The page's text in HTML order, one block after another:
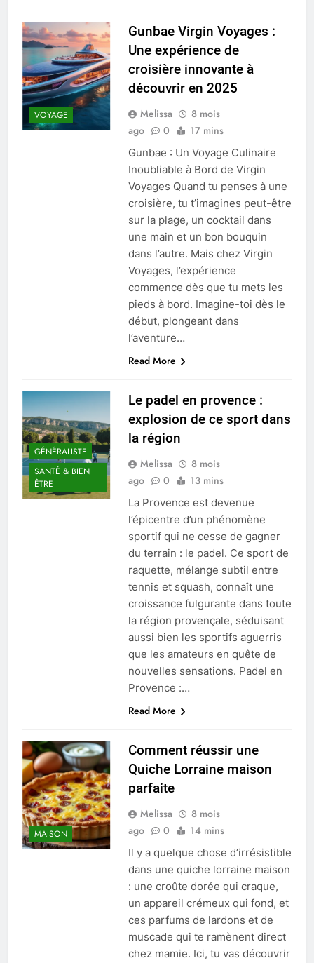
VOYAGE
Gunbae Virgin Voyages :
Une expérience de
croisière innovante à
découvrir en 2025
Melissa
8 mois
ago
0 17 mins
Gunbae : Un Voyage Culinaire
Inoubliable à Bord de Virgin
Voyages Quand tu penses à une
croisière, tu t’imagines peut-être
sur la plage, un cocktail dans
une main et un bon bouquin
dans l’autre. Mais chez Virgin
Voyages, l’expérience
commence dès que tu mets les
pieds à bord. Imagine-toi dès le
début, plongeant dans
l’aventure…
Read More
GÉNÉRALISTE
SANTÉ & BIEN
ÊTRE
Le padel en provence :
explosion de ce sport dans
la région
Melissa
8 mois
ago
0 13 mins
La Provence est devenue
l’épicentre d’un phénomène
sportif qui ne cesse de gagner
du terrain : le padel. Ce sport de
raquette, mélange subtil entre
tennis et squash, connaît une
croissance fulgurante dans toute
la région provençale, séduisant
aussi bien les sportifs aguerris
que les amateurs en quête de
nouvelles sensations. Padel en
Provence :…
Read More
MAISON
Comment réussir une
Quiche Lorraine maison
parfaite
Melissa
8 mois
ago
0 14 mins
Il y a quelque chose d’irrésistible
dans une quiche lorraine maison
: une croûte dorée qui craque,
un appareil crémeux qui fond, et
ces parfums de lardons et de
muscade qui te ramènent direct
chez mamie. Ici, tu vas découvrir